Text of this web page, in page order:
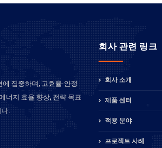
집중하며, 고효율·안정
너지 효율 향상, 전략 목표
다.
회사 관련 링크
회사 소개
제품 센터
적용 분야
프로젝트 사례